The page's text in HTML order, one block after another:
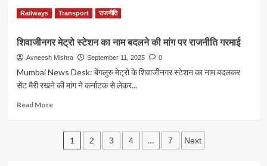
बचने
चक्कर
पिकअप
ट्रॉले
से
बाइक
समेत
घायल
Read MoreRead
more
कानपुर
में
सुधार
अभियान:
Railways Transport राजनीति
शिवाजीनगर मेट्रो स्टेशन का नाम बदलने की मांग पर राजनीति गरमाई
Avneesh Mishra September 11, 2025 0
Mumbai News Desk: बेंगलुरु मेट्रो के शिवाजीनगर स्टेशन का नाम बदलकर
सेंट मैरी रखने की मांग ने कर्नाटक से लेकर...
Read MoreRead
शिवाजीनगर
मेट्रो
Posts
1 2 3 4 … 7 Next